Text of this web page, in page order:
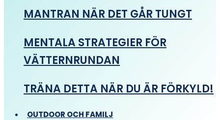
MANTRAN NÄR DET GÅR TUNGT
MENTALA STRATEGIER FÖR
VÄTTERNRUNDAN
TRÄNA DETTA NÄR DU ÄR FÖRKYLD!
OUTDOOR OCH FAMILJ